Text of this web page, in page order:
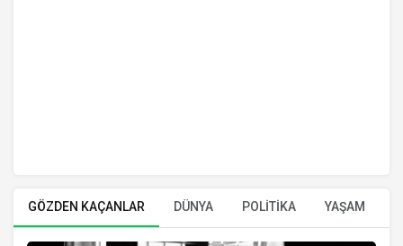
GÖZDEN KAÇANLAR DÜNYA POLİTİKA YAŞAM